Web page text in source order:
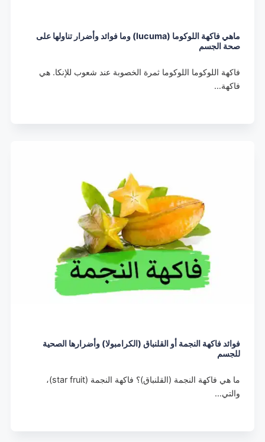
ماهي فاكهة اللوكوما (lucuma) وما فوائد وأضرار تناولها على
صحة الجسم
فاكهة اللوكوما اللوكوما ثمرة الخصوبة عند شعوب للإنكا. هي
فاكهة…
فوائد فاكهة النجمة أو القلنباق (الكرامبولا) وأضرارها الصحية
للجسم
ما هي فاكهة النجمة (القلنباق)؟ فاكهة النجمة (star fruit)،
والتي…